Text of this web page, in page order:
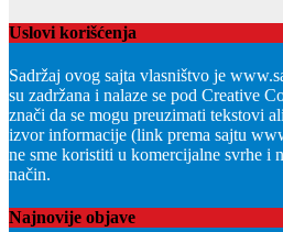
Uslovi korišćenja
Sadržaj ovog sajta vlasništvo je
su zadržana i nalaze se pod Creative
znači da se mogu preuzimati tekstovi
izvor informacije (link prema sajtu
ne sme koristiti u komercijalne svrhe i
način.
Najnovije objave